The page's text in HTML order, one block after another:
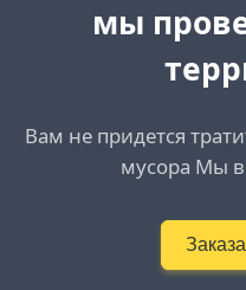
мы
Вам не придется
мусора Мы